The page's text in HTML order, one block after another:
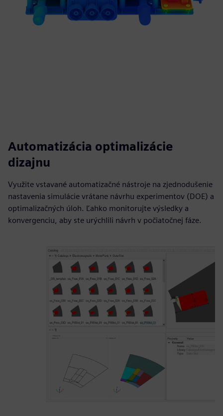
Automatizácia optimalizácie
dizajnu
Využite vstavané automatizačné nástroje na zjednodušenie
nastavenia simulácie vrátane návrhu experimentov (DOE) a
optimalizačných úloh. Ľahko monitorujte výsledky a
konvergenciu, aby ste urýchlili návrh v počiatočnej fáze.